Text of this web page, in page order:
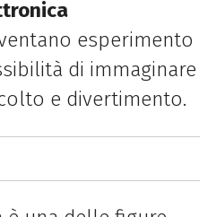
esperimento
di immaginare
e divertimento.